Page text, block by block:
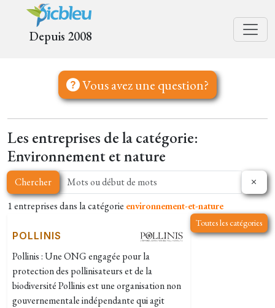
Depuis 2008
Vous avez une question?
Les entreprises de la catégorie:
Environnement et nature
Chercher
1 entreprises dans la catégorie environnement-et-nature
Toutes les catégories
POLLINIS
Pollinis : Une ONG engagée pour la
protection des pollinisateurs et de la
biodiversité Pollinis est une organisation non
gouvernementale indépendante qui agit